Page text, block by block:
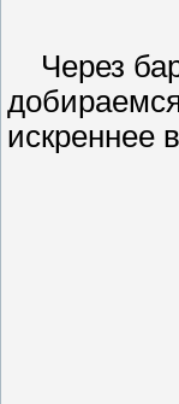
Через
искреннее